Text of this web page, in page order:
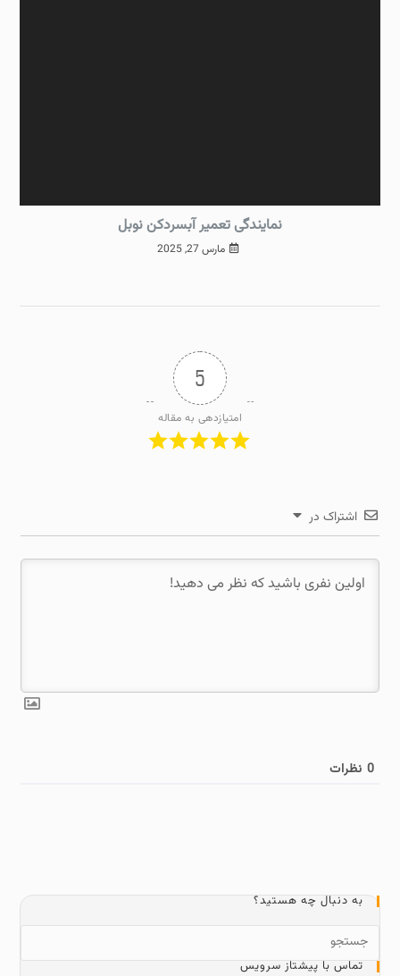
نمایندگی تعمیر آبسردکن نوبل
مارس 27, 2025
5
امتیازدهی به مقاله
اشتراک در
0 نظرات
به دنبال چه هستید؟
تماس با پیشتاز سرویس